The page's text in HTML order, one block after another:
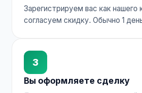
Зарегистрируем вас как нашего
согласуем скидку. Обычно 1
3
Вы оформляете сделку